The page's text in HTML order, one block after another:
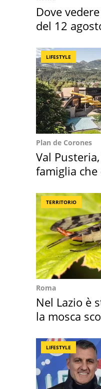
Dove
del 12
LIFESTYLE
Plan de Corones
Val
famiglia
TERRITORIO
Roma
Nel Lazio è
la mosca
LIFESTYLE